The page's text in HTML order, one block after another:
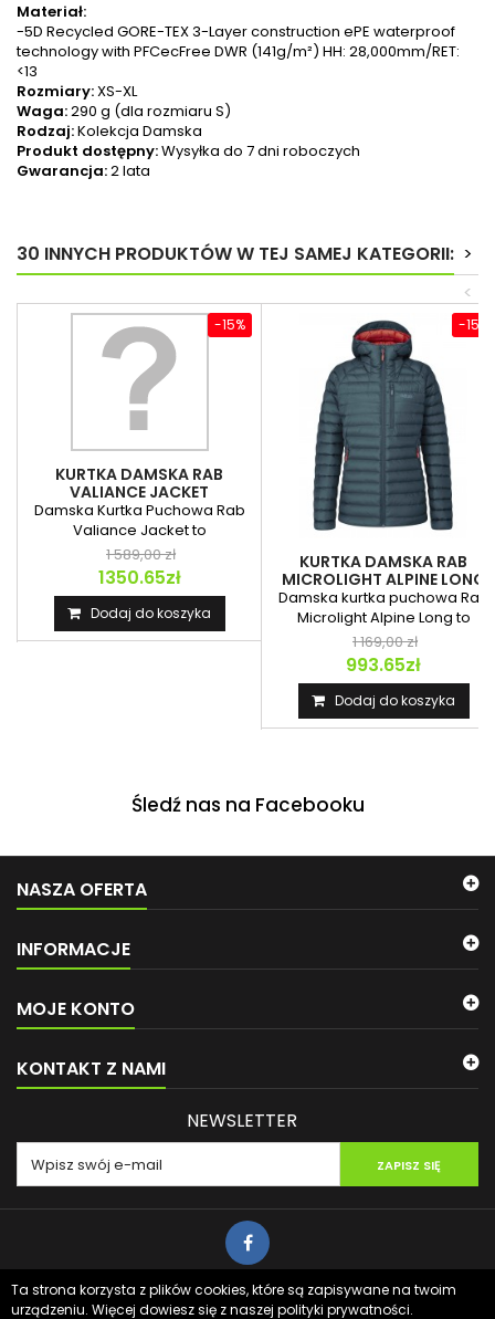
Materiał:
-5D Recycled GORE-TEX 3-Layer construction ePE waterproof
technology with PFCecFree DWR (141g/m²) HH: 28,000mm/RET:
<13
Rozmiary:XS-XL
Waga:290 g (dla rozmiaru S)
Rodzaj:Kolekcja Damska
Produkt dostępny:Wysyłka do 7 dni roboczych
Gwarancja:2 lata
30 INNYCH PRODUKTÓW W TEJ SAMEJ KATEGORII: >
<
KURTKA DAMSKA RAB
VALIANCE JACKET
Damska Kurtka Puchowa Rab
Valiance Jacket to
wodoodporna izolacja...
1 589,00 zł
1350.65zł
-15%
Dodaj do koszyka
KURTKA DAMSKA RAB
MICROLIGHT ALPINE LONG
JACKET
Damska kurtka puchowa Rab
Microlight Alpine Long to
wydłużony model...
1 169,00 zł
993.65zł
-15%
Dodaj do koszyka
Śledź nas na Facebooku
NASZA OFERTA
INFORMACJE
MOJE KONTO
KONTAKT Z NAMI
NEWSLETTER
ZAPISZ SIĘ
Projekt i wykonanie:Lemoon Web - Strony Internetowe Olsztyn
Ta strona korzysta z plików cookies, które są zapisywane na twoim
urządzeniu. Więcej dowiesz się z naszej polityki prywatności.